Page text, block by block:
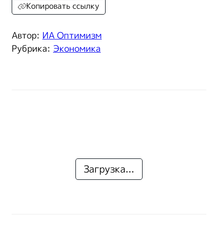
Автор: ИА Оптимизм
Рубрика: Экономика
Копировать ссылку
Загрузка...